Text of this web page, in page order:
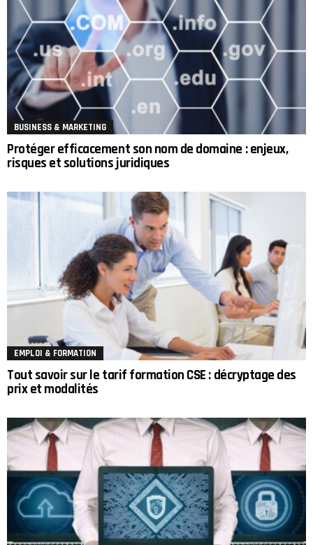
BUSINESS & MARKETING
Protéger efficacement son nom de domaine : enjeux,
risques et solutions juridiques
EMPLOI & FORMATION
Tout savoir sur le tarif formation CSE : décryptage des
prix et modalités